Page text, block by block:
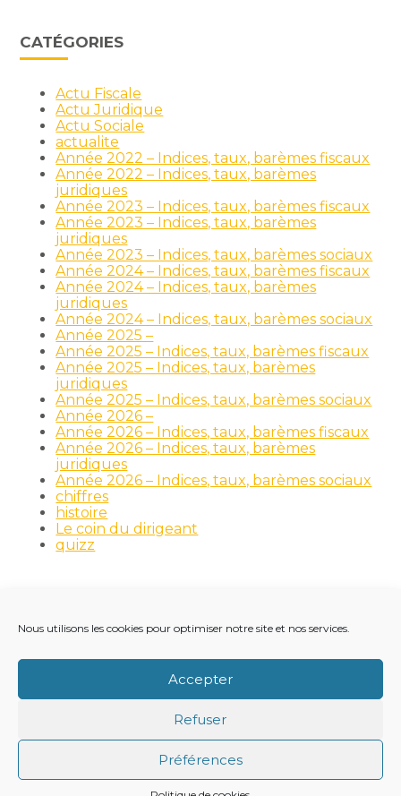
Nous utilisons les cookies pour optimiser notre site et nos services.
Accepter
Refuser
Préférences
CATÉGORIES
Actu Fiscale
Actu Juridique
Actu Sociale
actualite
Année 2022 – Indices, taux, barèmes fiscaux
Année 2022 – Indices, taux, barèmes
juridiques
Année 2023 – Indices, taux, barèmes fiscaux
Année 2023 – Indices, taux, barèmes
juridiques
Année 2023 – Indices, taux, barèmes sociaux
Année 2024 – Indices, taux, barèmes fiscaux
Année 2024 – Indices, taux, barèmes
juridiques
Année 2024 – Indices, taux, barèmes sociaux
Année 2025 –
Année 2025 – Indices, taux, barèmes fiscaux
Année 2025 – Indices, taux, barèmes
juridiques
Année 2025 – Indices, taux, barèmes sociaux
Année 2026 –
Année 2026 – Indices, taux, barèmes fiscaux
Année 2026 – Indices, taux, barèmes
juridiques
Année 2026 – Indices, taux, barèmes sociaux
chiffres
histoire
Le coin du dirigeant
quizz
Principale
RECRUTEMENT
NOTRE ACTUALITÉ
VIE DU CABINET
CONTACT
MENTIONS LÉGALES
CONCEPTION ET RÉALISATION CLASSE 7